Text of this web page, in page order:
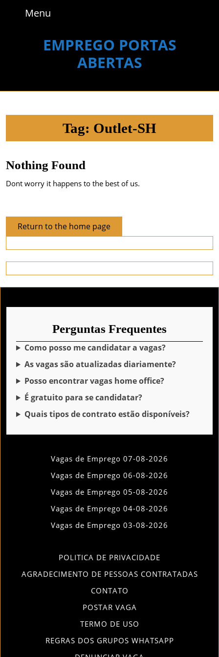
Menu
EMPREGO PORTAS
ABERTAS
Tag: Outlet-SH
Nothing Found
Dont worry it happens to the best of us.
Return to the home pageReturn
to
the
home
page
Perguntas Frequentes
Como posso me candidatar a vagas?
As vagas são atualizadas diariamente?
Posso encontrar vagas home office?
É gratuito para se candidatar?
Quais tipos de contrato estão disponíveis?
Vagas de Emprego 07-08-2026
Vagas de Emprego 06-08-2026
Vagas de Emprego 05-08-2026
Vagas de Emprego 04-08-2026
Vagas de Emprego 03-08-2026
POLITICA DE PRIVACIDADE
AGRADECIMENTO DE PESSOAS CONTRATADAS
CONTATO
POSTAR VAGA
TERMO DE USO
REGRAS DOS GRUPOS WHATSAPP